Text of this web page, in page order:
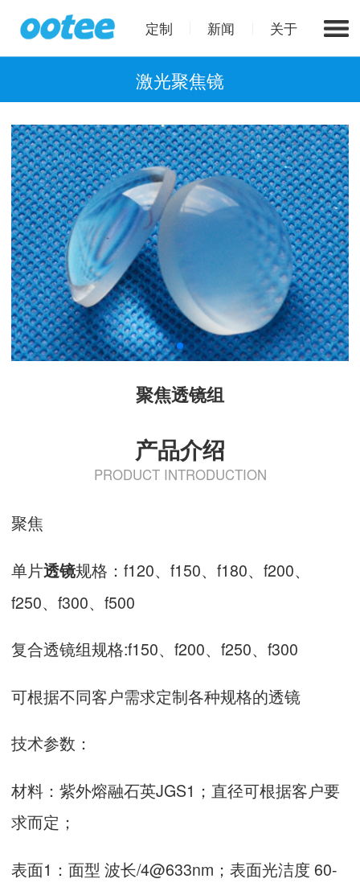
定制 新闻 关于
激光聚焦镜
聚焦透镜组
产品介绍
PRODUCT INTRODUCTION
聚焦
单片透镜规格：f120、f150、f180、f200、
f250、f300、f500
复合透镜组规格:f150、f200、f250、f300
可根据不同客户需求定制各种规格的透镜
技术参数：
材料：紫外熔融石英JGS1；直径可根据客户要
求而定；
表面1：面型 波长/4@633nm；表面光洁度 60-